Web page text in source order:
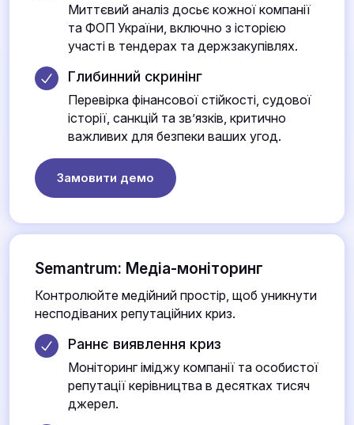
Миттєвий аналіз досьє кожної компанії
та ФОП України, включно з історією
участі в тендерах та держзакупівлях.
Глибинний скринінг
Перевірка фінансової стійкості, судової
історії, санкцій та зв’язків, критично
важливих для безпеки ваших угод.
Замовити демо
Semantrum: Медіа-моніторинг
Контролюйте медійний простір, щоб уникнути
несподіваних репутаційних криз.
Раннє виявлення криз
Моніторинг іміджу компанії та особистої
репутації керівництва в десятках тисяч
джерел.